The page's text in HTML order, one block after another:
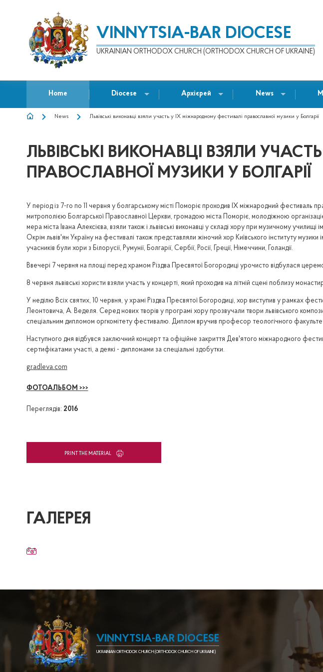
VINNYTSIA-BAR DIOCESE
UKRAINIAN ORTHODOX CHURCH (ORTHODOX CHURCH OF UKRAINE)
Home Diocese Архієрей News
BREADCRUMB
News Львівські виконавці взяли участь у IX міжнародному фестивалі православної музики у Болгарії
ЛЬВІВСЬКІ ВИКОНАВЦІ ВЗЯЛИ
ПРАВОСЛАВНОЇ МУЗИКИ У БОЛГАРІЇ
У період із 7-го по 11 червня у болгарському місті Поморіє проходив IX міжнародний фестиваль
митрополією Болгарської Православної Церкви, громадою міста Поморіє, молодіжною
мера міста Івана Алексієва, взяли також і львівські виконавці у складі хору при музичному
Окрім львів'ян Україну на фестивалі також представляли жіночий хор Київського інституту
учасників були хори з Білорусії, Румунії, Болгарії, Сербії, Росії, Греції, Німеччини, Голандії.
Ввечері 7 червня на площі перед храмом Різдва Пресвятої Богородиці урочисто відбулася
8 червня львівські хористи взяли участь у концерті, який проходив на літній сцені поблизу
У неділю Всіх святих, 10 червня, у храмі Різдва Пресвятої Богородиці, хор виступив у рамках
Леонтовича, А. Веделя. Серед нових творів у програмі хору прозвучали твори львівського
спеціальним дипломом оргкомітету фестивалю. Диплом вручив професор теологічного
Наступного дня відбувся заключний концерт та офіційне закриття Дев'ятого міжнародного
сертифікатами участі, а деякі - дипломами за спеціальні здобутки.
gradleva.com
ФОТОАЛЬБОМ >>>
Переглядів: 2016
PRINT THE MATERIAL
ГАЛЕРЕЯ
VINNYTSIA-BAR DIOCESE
UKRAINIAN ORTHODOX CHURCH (ORTHODOX CHURCH OF UKRAINE)